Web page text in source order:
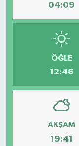
04:09
ÖĞLE
12:46
AKŞAM
19:41